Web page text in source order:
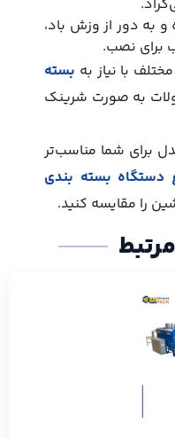
به دور از وزش باد،
برای نصب.
با نیاز به بسته‌
به صورت شرینک
برای شما مناسب‌تر
دستگاه بسته بندی
را مقایسه کنید.